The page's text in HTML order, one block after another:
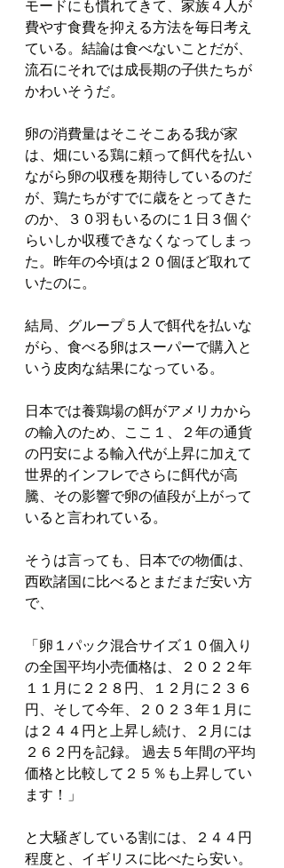
モードにも慣れてきて、家族４人が
費やす食費を抑える方法を毎日考え
ている。結論は食べないことだが、
流石にそれでは成長期の子供たちが
かわいそうだ。
卵の消費量はそこそこある我が家
は、畑にいる鶏に頼って餌代を払い
ながら卵の収穫を期待しているのだ
が、鶏たちがすでに歳をとってきた
のか、３０羽もいるのに１日３個ぐ
らいしか収穫できなくなってしまっ
た。昨年の今頃は２０個ほど取れて
いたのに。
結局、グループ５人で餌代を払いな
がら、食べる卵はスーパーで購入と
いう皮肉な結果になっている。
日本では養鶏場の餌がアメリカから
の輸入のため、ここ１、２年の通貨
の円安による輸入代が上昇に加えて
世界的インフレでさらに餌代が高
騰、その影響で卵の値段が上がって
いると言われている。
そうは言っても、日本での物価は、
西欧諸国に比べるとまだまだ安い方
で、
「卵１パック混合サイズ１０個入り
の全国平均小売価格は、２０２２年
１１月に２２８円、１２月に２３６
円、そして今年、２０２３年１月に
は２４４円と上昇し続け、２月には
２６２円を記録。 過去５年間の平均
価格と比較して２５％も上昇してい
ます！」
と大騒ぎしている割には、２４４円
程度と、イギリスに比べたら安い。